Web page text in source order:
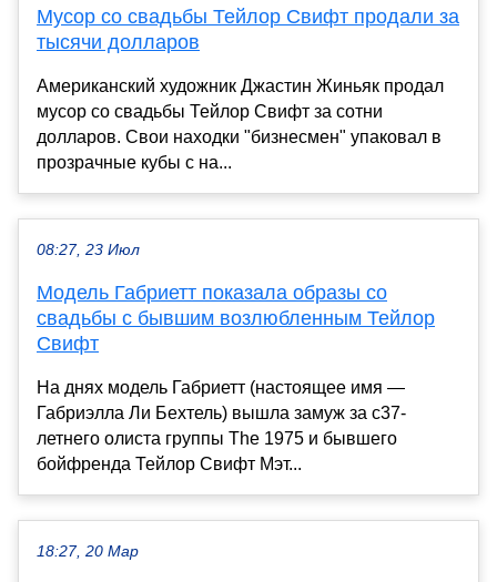
Мусор со свадьбы Тейлор Свифт продали за
тысячи долларов
Американский художник Джастин Жиньяк продал
мусор со свадьбы Тейлор Свифт за сотни
долларов. Свои находки "бизнесмен" упаковал в
прозрачные кубы с на...
08:27, 23 Июл
Модель Габриетт показала образы со
свадьбы с бывшим возлюбленным Тейлор
Свифт
На днях модель Габриетт (настоящее имя —
Габриэлла Ли Бехтель) вышла замуж за с37-
летнего олиста группы The 1975 и бывшего
бойфренда Тейлор Свифт Мэт...
18:27, 20 Мар